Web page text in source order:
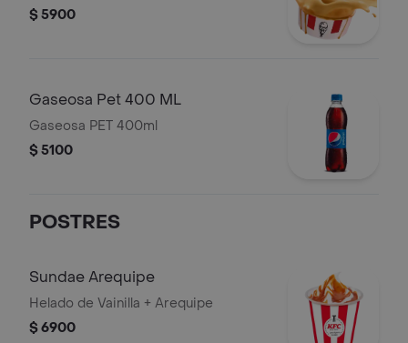
$ 5900
Gaseosa Pet 400 ML
Gaseosa PET 400ml
$ 5100
POSTRES
Sundae Arequipe
Helado de Vainilla + Arequipe
$ 6900